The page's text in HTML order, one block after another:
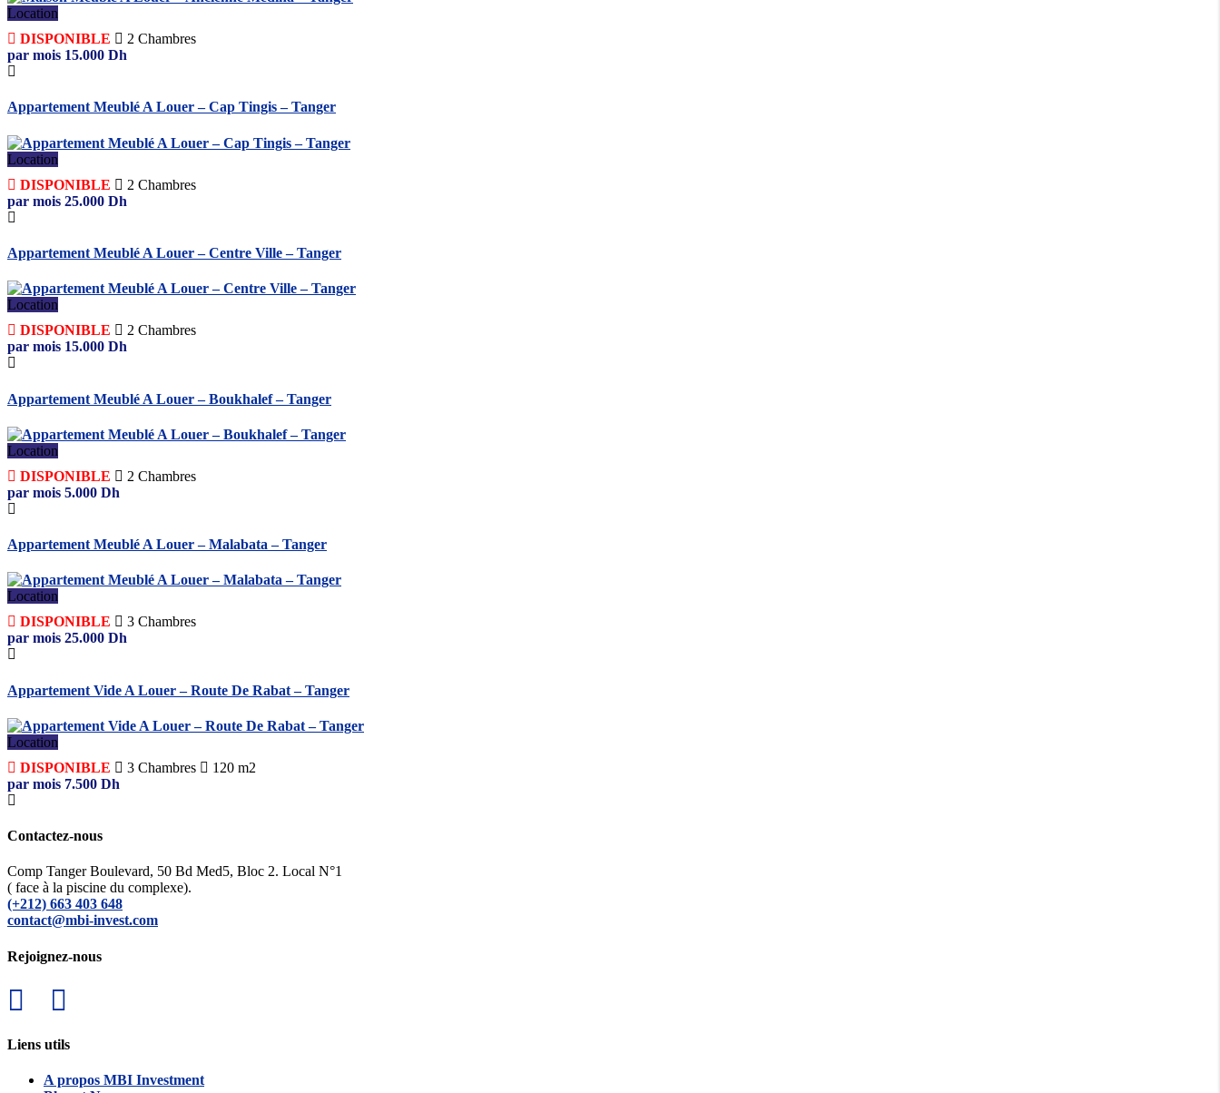
Location
DISPONIBLE
2 Chambres
par mois 15.000 Dh
Appartement Meublé A Louer – Cap Tingis – Tanger
Location
DISPONIBLE
2 Chambres
par mois 25.000 Dh
Appartement Meublé A Louer – Centre Ville – Tanger
Location
DISPONIBLE
2 Chambres
par mois 15.000 Dh
Appartement Meublé A Louer – Boukhalef – Tanger
Location
DISPONIBLE
2 Chambres
par mois 5.000 Dh
Appartement Meublé A Louer – Malabata – Tanger
Location
DISPONIBLE
3 Chambres
par mois 25.000 Dh
Appartement Vide A Louer – Route De Rabat – Tanger
Location
DISPONIBLE
3 Chambres
120 m2
par mois 7.500 Dh
Contactez-nous
Comp Tanger Boulevard, 50 Bd Med5, Bloc 2. Local N°1
( face à la piscine du complexe).
(+212) 663 403 648
contact@mbi-invest.com
Rejoignez-nous
Liens utils
A propos MBI Investment